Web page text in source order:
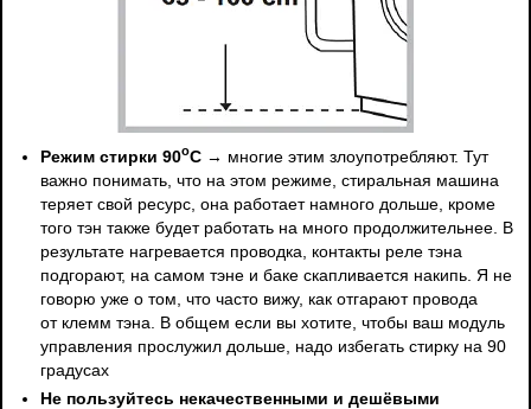
Режим стирки 90оС → многие этим злоупотребляют. Тут
важно понимать, что на этом режиме, стиральная машина
теряет свой ресурс, она работает намного дольше, кроме
того тэн также будет работать на много продолжительнее. В
результате нагревается проводка, контакты реле тэна
подгорают, на самом тэне и баке скапливается накипь. Я не
говорю уже о том, что часто вижу, как отгарают провода
от клемм тэна. В общем если вы хотите, чтобы ваш модуль
управления прослужил дольше, надо избегать стирку на 90
градусах
Не пользуйтесь некачественными и дешёвыми